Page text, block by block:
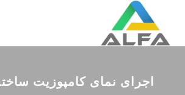
اجرای نمای کامپوزیت